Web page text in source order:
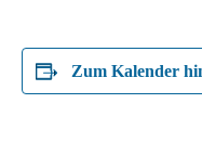
Zum Kalender